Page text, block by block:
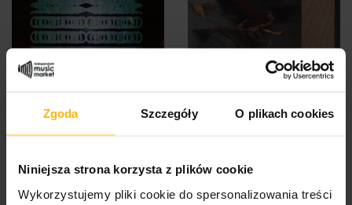
Zgoda Szczegóły O plikach cookies
Niniejsza strona korzysta z plików cookie
Wykorzystujemy pliki cookie do spersonalizowania treści
Mirringwriting (LP)
$41.15
Time (LP)